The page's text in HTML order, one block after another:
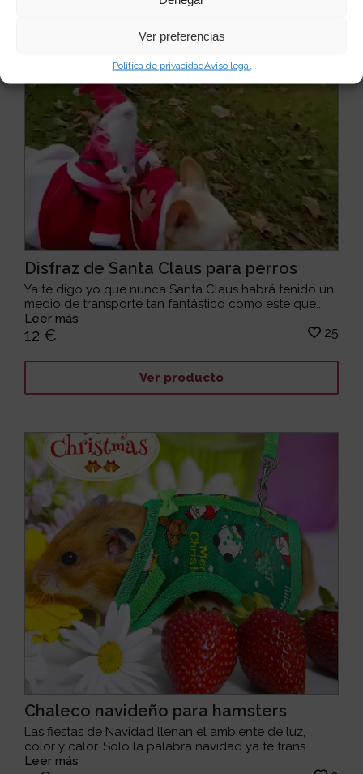
Ver preferencias
Política de privacidadAviso legal
Disfraz de Santa Claus para perros
Ya te digo yo que nunca Santa Claus habrá tenido un
medio de transporte tan fantástico como este que...
Leer más
12 € 25
Ver producto
Chaleco navideño para hamsters
Las fiestas de Navidad llenan el ambiente de luz,
color y calor. Solo la palabra navidad ya te trans...
Leer más